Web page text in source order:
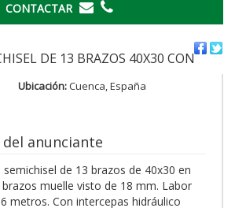
CONTACTAR
DE 13 BRAZOS 40X30 CON
Ubicación:Cuenca, España
anunciante
de 13 brazos de 40x30 en
muelle visto de 18 mm. Labor
metros. Con intercepas hidráulico